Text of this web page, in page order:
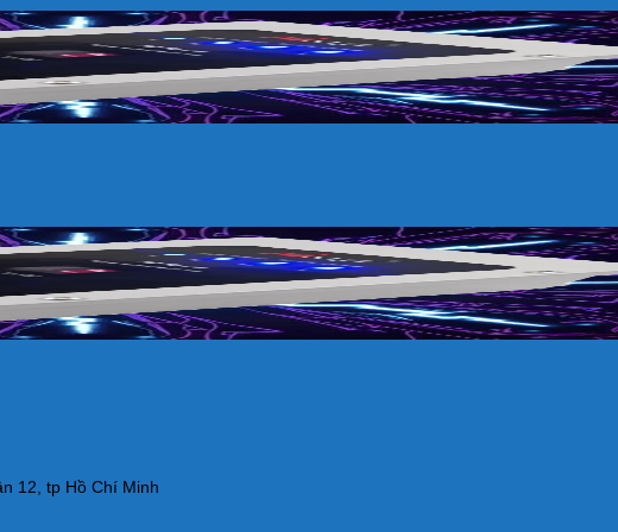
12, tp Hồ Chí Minh